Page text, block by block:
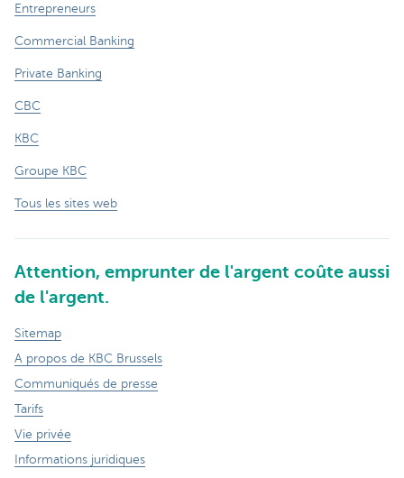
Entrepreneurs
Commercial Banking
Private Banking
CBC
KBC
Groupe KBC
Tous les sites web
Attention, emprunter de l'argent coûte aussi
de l'argent.
Sitemap
A propos de KBC Brussels
Communiqués de presse
Tarifs
Vie privée
Informations juridiques